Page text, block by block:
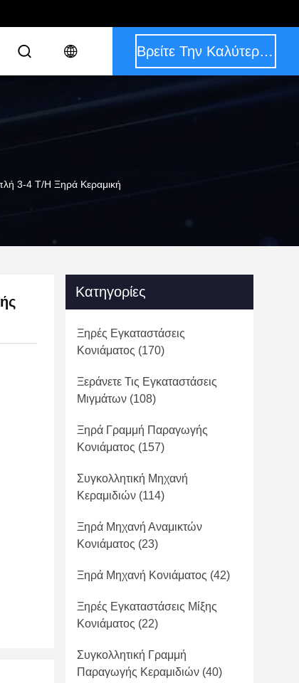
Βρείτε Την Καλύτερη Τιμή
3-4 T/H Ξηρά Κεραμική
Κατηγορίες
Ξηρές Εγκαταστάσεις
Κονιάματος (170)
Ξεράνετε Τις Εγκαταστάσεις
Μιγμάτων (108)
Ξηρά Γραμμή Παραγωγής
Κονιάματος (157)
Συγκολλητική Μηχανή
Κεραμιδιών (114)
Ξηρά Μηχανή Αναμικτών
Κονιάματος (23)
Ξηρά Μηχανή Κονιάματος (42)
Ξηρές Εγκαταστάσεις Μίξης
Κονιάματος (22)
Συγκολλητική Γραμμή
Παραγωγής Κεραμιδιών (40)